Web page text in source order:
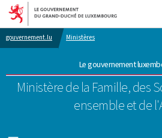
Aller au menu
Aller au contenu
gouvernement.lu Ministères
Le gouvernement
Ministère de la Famille, des
ensemble et de